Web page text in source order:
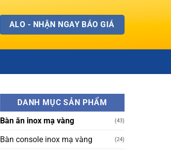
ALO - NHẬN NGAY BÁO GIÁ
DANH MỤC SẢN PHẨM
Bàn ăn inox mạ vàng
(43)
Bàn console inox mạ vàng (24)